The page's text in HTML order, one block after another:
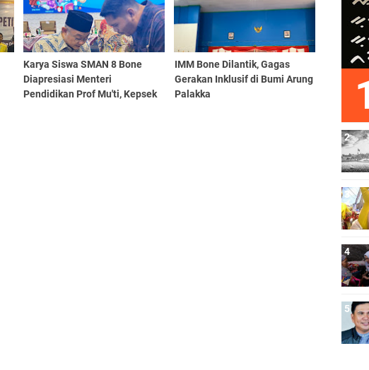
Karya Siswa SMAN 8 Bone
Diapresiasi Menteri
Pendidikan Prof Mu'ti, Kepsek
IMM Bone Dilantik, Gagas
Gerakan Inklusif di Bumi Arung
Palakka